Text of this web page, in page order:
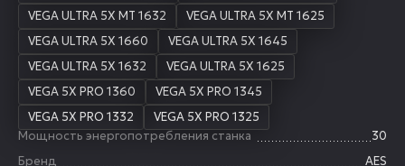
VEGA ULTRA 5X MT 1632
VEGA ULTRA 5X MT 1625
VEGA ULTRA 5X 1660
VEGA ULTRA 5X 1645
VEGA ULTRA 5X 1632
VEGA ULTRA 5X 1625
VEGA 5X PRO 1360
VEGA 5X PRO 1345
VEGA 5X PRO 1332
VEGA 5X PRO 1325
Мощность энергопотребления станка
30
Бренд
AES